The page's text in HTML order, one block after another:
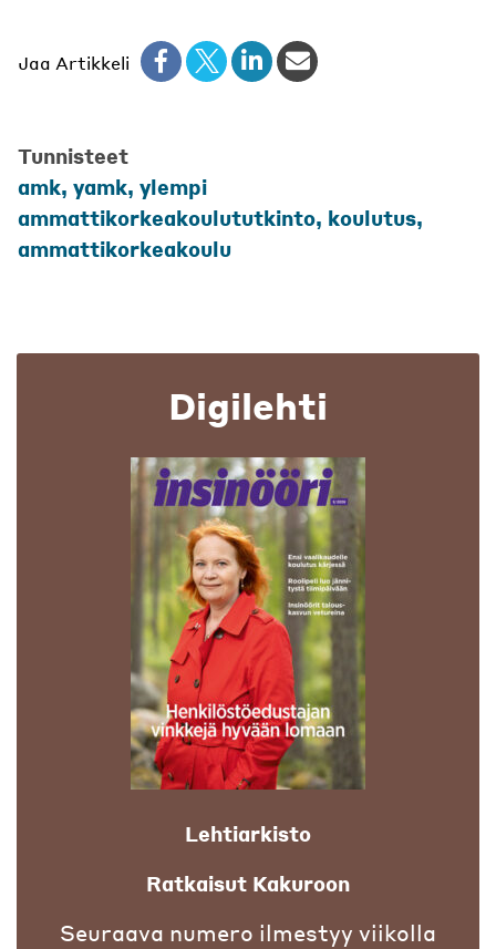
Jaa Artikkeli
Tunnisteet
amk, yamk, ylempi
ammattikorkeakoulututkinto, koulutus,
ammattikorkeakoulu
Digilehti
Lehtiarkisto
Ratkaisut Kakuroon
Seuraava numero ilmestyy viikolla